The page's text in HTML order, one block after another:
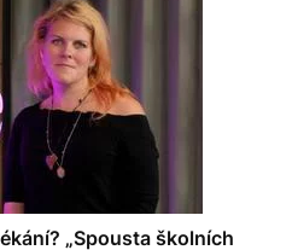
„Spousta školních